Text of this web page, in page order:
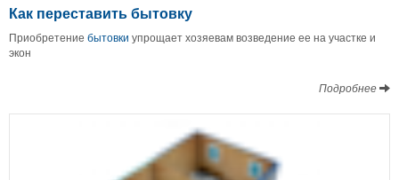
Как переставить бытовку
Приобретение бытовки упрощает хозяевам возведение ее на участке и
экон
Подробнее